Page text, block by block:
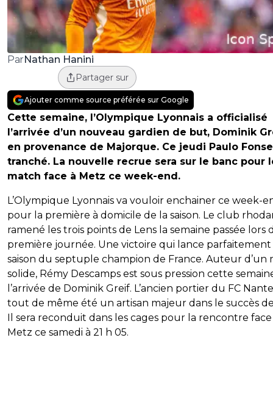
ParNathan Hanini
Partager sur
Ajouter comme source préférée sur Google
Cette semaine, l’Olympique Lyonnais a officialisé
l’arrivée d’un nouveau gardien de but, Dominik
en provenance de Majorque. Ce jeudi Paulo
tranché. La nouvelle recrue sera sur le banc pour
match face à Metz ce week-end.
L’Olympique Lyonnais va vouloir enchainer ce week-
pour la première à domicile de la saison. Le club
ramené les trois points de Lens la semaine passée lors
première journée. Une victoire qui lance parfaitement
saison du septuple champion de France. Auteur d’un
solide, Rémy Descamps est sous pression cette
l’arrivée de Dominik Greif. L’ancien portier du FC
tout de même été un artisan majeur dans le succès de
Il sera reconduit dans les cages pour la rencontre face
Metz ce samedi à 21 h 05.